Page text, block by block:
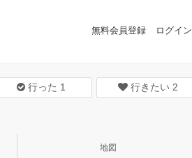
無料会員登録 ログイン
行った 1 行きたい 2
地図